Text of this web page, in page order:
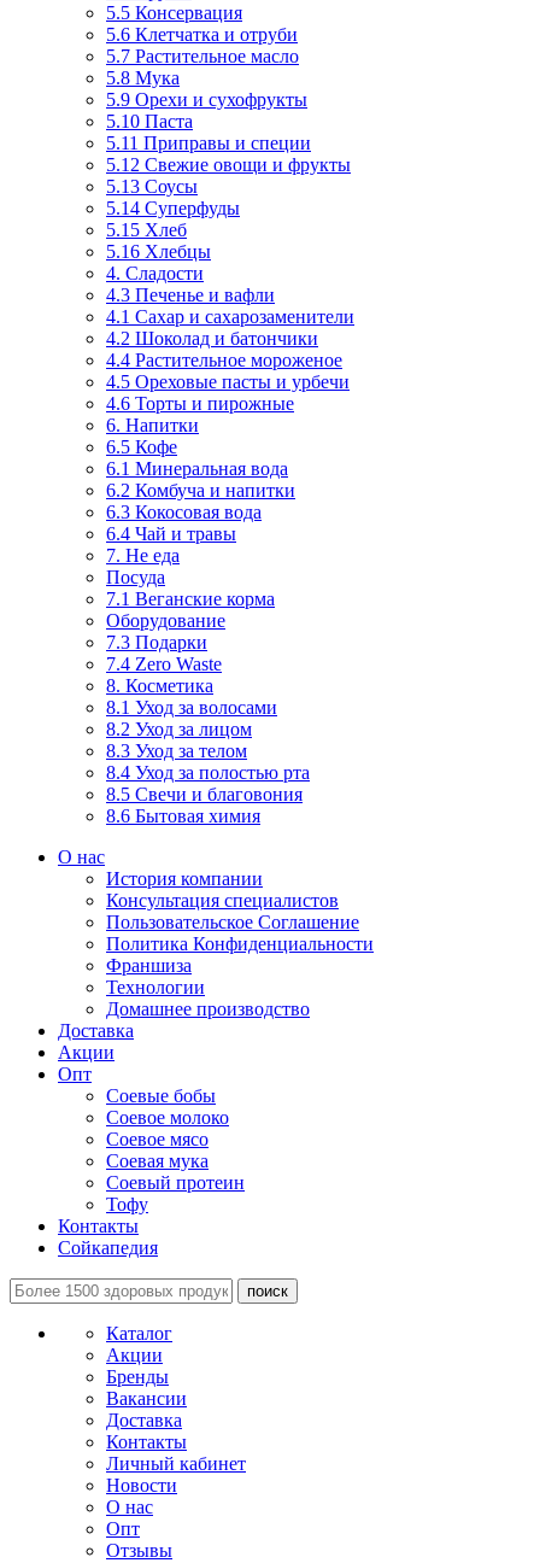
5.5 Консервация
5.6 Клетчатка и отруби
5.7 Растительное масло
5.8 Мука
5.9 Орехи и сухофрукты
5.10 Паста
5.11 Приправы и специи
5.12 Свежие овощи и фрукты
5.13 Соусы
5.14 Суперфуды
5.15 Хлеб
5.16 Хлебцы
4. Сладости
4.3 Печенье и вафли
4.1 Сахар и сахарозаменители
4.2 Шоколад и батончики
4.4 Растительное мороженое
4.5 Ореховые пасты и урбечи
4.6 Торты и пирожные
6. Напитки
6.5 Кофе
6.1 Минеральная вода
6.2 Комбуча и напитки
6.3 Кокосовая вода
6.4 Чай и травы
7. Не еда
Посуда
7.1 Веганские корма
Оборудование
7.3 Подарки
7.4 Zero Waste
8. Косметика
8.1 Уход за волосами
8.2 Уход за лицом
8.3 Уход за телом
8.4 Уход за полостью рта
8.5 Свечи и благовония
8.6 Бытовая химия
О нас
История компании
Консультация специалистов
Пользовательское Соглашение
Политика Конфиденциальности
Франшиза
Технологии
Домашнее производство
Доставка
Акции
Опт
Соевые бобы
Соевое молоко
Соевое мясо
Соевая мука
Соевый протеин
Тофу
Контакты
Сойкапедия
поиск
Каталог
Акции
Бренды
Вакансии
Доставка
Контакты
Личный кабинет
Новости
О нас
Опт
Отзывы